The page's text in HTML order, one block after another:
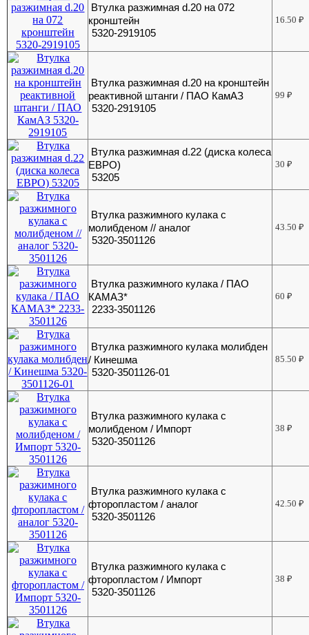
Втулка разжимная d.20 на 072
кронштейн
5320-2919105
16.50₽
Втулка разжимная d.20 на кронштейн
реактивной штанги / ПАО КамАЗ
5320-2919105
99₽
Втулка разжимная d.22 (диска колеса
ЕВРО)
53205
30₽
Втулка разжимного кулака с
молибденом // аналог
5320-3501126
43.50₽
Втулка разжимного кулака / ПАО
КАМАЗ*
2233-3501126
60₽
Втулка разжимного кулака молибден
/ Кинешма
5320-3501126-01
85.50₽
Втулка разжимного кулака с
молибденом / Импорт
5320-3501126
38₽
Втулка разжимного кулака с
фторопластом / аналог
5320-3501126
42.50₽
Втулка разжимного кулака с
фторопластом / Импорт
5320-3501126
38₽